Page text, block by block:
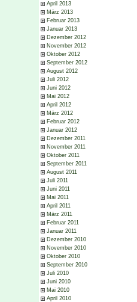
April 2013
März 2013
Februar 2013
Januar 2013
Dezember 2012
November 2012
Oktober 2012
September 2012
August 2012
Juli 2012
Juni 2012
Mai 2012
April 2012
März 2012
Februar 2012
Januar 2012
Dezember 2011
November 2011
Oktober 2011
September 2011
August 2011
Juli 2011
Juni 2011
Mai 2011
April 2011
März 2011
Februar 2011
Januar 2011
Dezember 2010
November 2010
Oktober 2010
September 2010
Juli 2010
Juni 2010
Mai 2010
April 2010